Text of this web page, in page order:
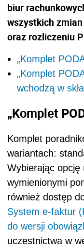
biur
wszystkich
oraz rozliczeniu
„Komplet
„Komplet
wchodzą w
„Komplet
Komplet
wariantach:
Wybierając
wymienionymi
również dostęp
System e-faktur
do wersji
uczestnictwa w